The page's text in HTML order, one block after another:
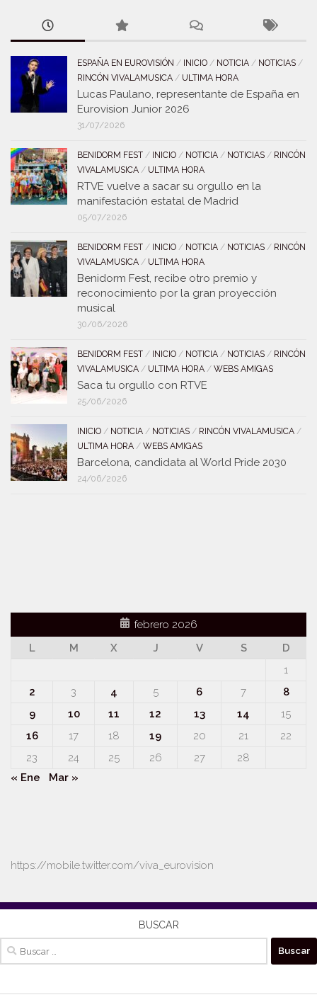
ESPAÑA EN EUROVISIÓN / INICIO / NOTICIA / NOTICIAS /
RINCÓN VIVALAMUSICA / ULTIMA HORA
Lucas Paulano, representante de España en
Eurovision Junior 2026
31/07/2026
BENIDORM FEST / INICIO / NOTICIA / NOTICIAS / RINCÓN
VIVALAMUSICA / ULTIMA HORA
RTVE vuelve a sacar su orgullo en la
manifestación estatal de Madrid
05/07/2026
BENIDORM FEST / INICIO / NOTICIA / NOTICIAS / RINCÓN
VIVALAMUSICA / ULTIMA HORA
Benidorm Fest, recibe otro premio y
reconocimiento por la gran proyección
musical
30/06/2026
BENIDORM FEST / INICIO / NOTICIA / NOTICIAS / RINCÓN
VIVALAMUSICA / ULTIMA HORA / WEBS AMIGAS
Saca tu orgullo con RTVE
25/06/2026
INICIO / NOTICIA / NOTICIAS / RINCÓN VIVALAMUSICA /
ULTIMA HORA / WEBS AMIGAS
Barcelona, candidata al World Pride 2030
24/06/2026
febrero 2026
L
M X J V S
D
1
2
3 4 5 6 7
8
9
10 11 12 13 14
15
16
17 18 19 20 21
22
23
24 25 26 27
28
« Ene
Mar »
https://mobile.twitter.com/viva_eurovision
BUSCAR